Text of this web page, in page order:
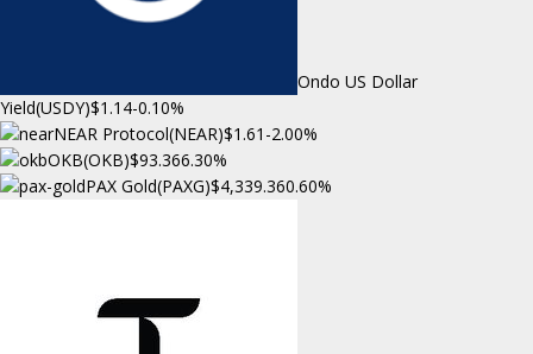
Ondo US Dollar
Yield(USDY)$1.14-0.10%
NEAR Protocol(NEAR)$1.61 -2.00%
OKB(OKB)$93.366.30%
PAX Gold(PAXG)$4,339.360.60%